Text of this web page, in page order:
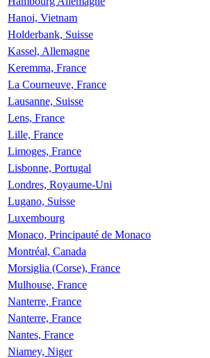
Hanoi, Vietnam
Holderbank, Suisse
Kassel, Allemagne
Keremma, France
La Courneuve, France
Lausanne, Suisse
Lens, France
Lille, France
Limoges, France
Lisbonne, Portugal
Londres, Royaume-Uni
Lugano, Suisse
Luxembourg
Monaco, Principauté de Monaco
Montréal, Canada
Morsiglia (Corse), France
Mulhouse, France
Nanterre, France
Nanterre, France
Nantes, France
Niamey, Niger